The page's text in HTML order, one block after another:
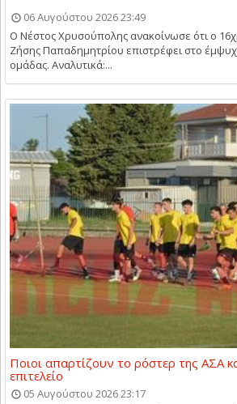
06 Αυγούστου 2026 23:49
Ο Νέστος Χρυσούπολης ανακοίνωσε ότι ο
Ζήσης Παπαδημητρίου επιστρέφει στο
ομάδας. Αναλυτικά:...
Ποιοι απαρτίζουν το ρόστερ της ΑΣΑ
επιτελείο
05 Αυγούστου 2026 23:17